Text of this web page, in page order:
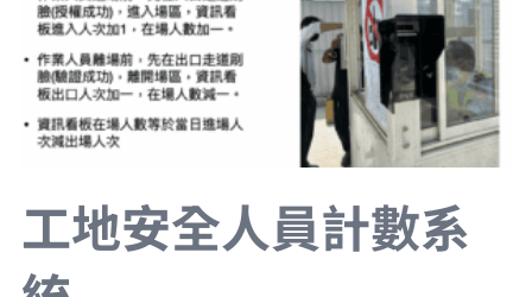
工地安全人員計數系